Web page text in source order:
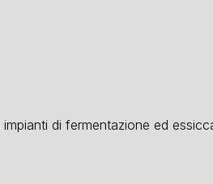
di fermentazione ed